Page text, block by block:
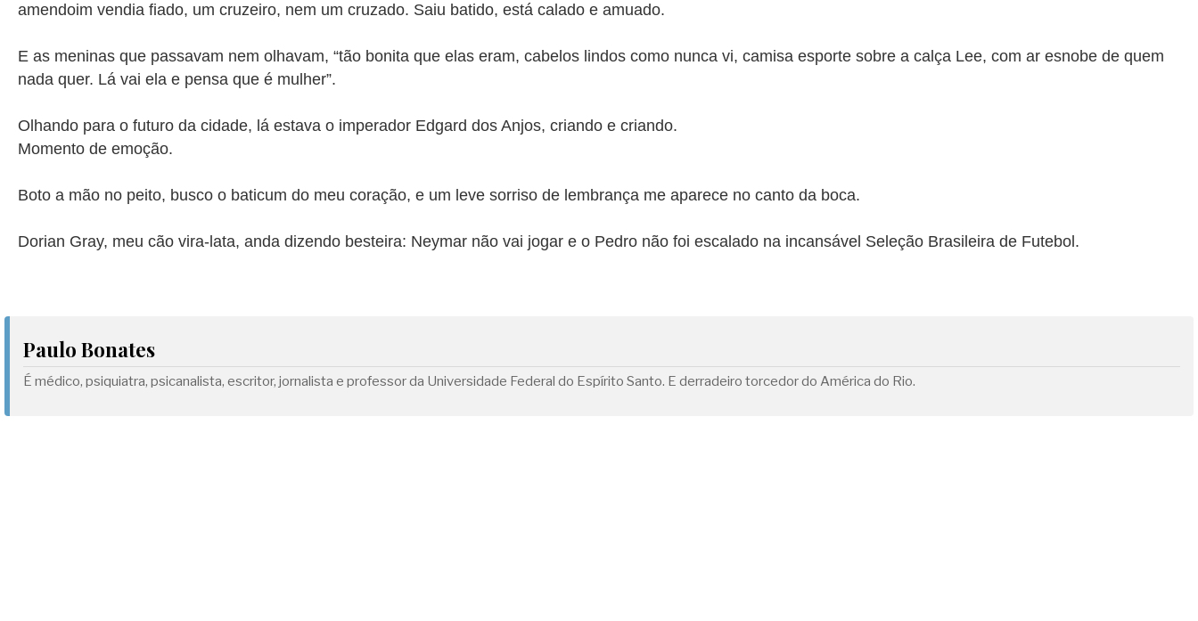
amendoim vendia fiado, um cruzeiro, nem um cruzado. Saiu batido, está calado e amuado.
E as meninas que passavam nem olhavam, “tão bonita que elas eram, cabelos lindos como nunca vi, camisa esporte sobre a calça Lee, com ar esnobe de quem
nada quer. Lá vai ela e pensa que é mulher”.
Olhando para o futuro da cidade, lá estava o imperador Edgard dos Anjos, criando e criando.
Momento de emoção.
Boto a mão no peito, busco o baticum do meu coração, e um leve sorriso de lembrança me aparece no canto da boca.
Dorian Gray, meu cão vira-lata, anda dizendo besteira: Neymar não vai jogar e o Pedro não foi escalado na incansável Seleção Brasileira de Futebol.
Paulo Bonates
É médico, psiquiatra, psicanalista, escritor, jornalista e professor da Universidade Federal do Espírito Santo. E derradeiro torcedor do América do Rio.